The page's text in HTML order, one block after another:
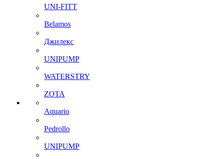
UNI-FITT
Belamos
Джилекс
UNIPUMP
WATERSTRY
ZOTA
Aquario
Pedrollo
UNIPUMP